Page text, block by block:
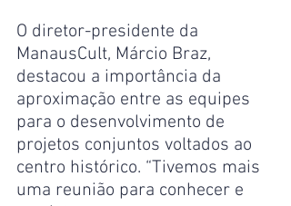
O diretor-presidente da
ManausCult, Márcio Braz,
destacou a importância da
aproximação entre as equipes
para o desenvolvimento de
projetos conjuntos voltados ao
centro histórico. “Tivemos mais
uma reunião para conhecer e